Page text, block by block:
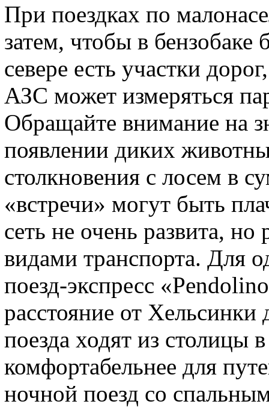
При поездках по
затем, чтобы в
севере есть участки
АЗС может измеряться
Обращайте внимание на
появлении диких
столкновения с лосем в
«встречи» могут быть
сеть не очень развита,
видами транспорта. Для
поезд‑экспресс
расстояние от
поезда ходят из столицы
комфортабельнее для
ночной поезд со